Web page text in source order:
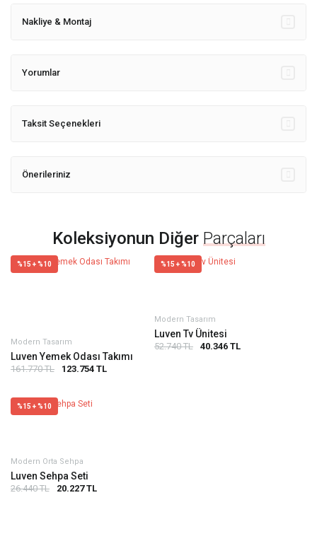
Nakliye & Montaj
Yorumlar
Taksit Seçenekleri
Önerileriniz
Koleksiyonun Diğer Parçaları
%15 + %10
Modern Tasarım
Luven Yemek Odası Takımı
161.770 TL 123.754 TL
%15 + %10
Modern Tasarım
Luven Tv Ünitesi
52.740 TL 40.346 TL
%15 + %10
Modern Orta Sehpa
Luven Sehpa Seti
26.440 TL 20.227 TL